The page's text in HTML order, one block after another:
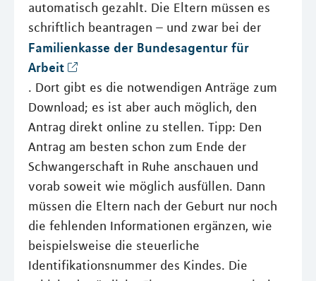
automatisch gezahlt. Die Eltern müssen es
schriftlich beantragen – und zwar bei der
Familienkasse der Bundesagentur für
Arbeit
. Dort gibt es die notwendigen Anträge zum
Download; es ist aber auch möglich, den
Antrag direkt online zu stellen. Tipp: Den
Antrag am besten schon zum Ende der
Schwangerschaft in Ruhe anschauen und
vorab soweit wie möglich ausfüllen. Dann
müssen die Eltern nach der Geburt nur noch
die fehlenden Informationen ergänzen, wie
beispielsweise die steuerliche
Identifikationsnummer des Kindes. Die